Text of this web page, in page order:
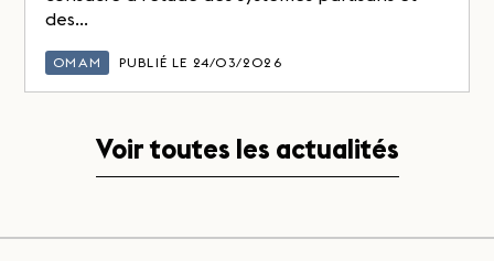
des...
OMAM PUBLIÉ LE 24/03/2026
Voir toutes les actualités